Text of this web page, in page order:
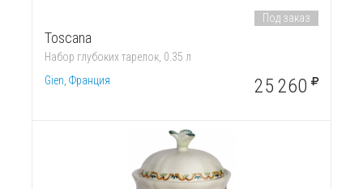
Toscana
Набор глубоких тарелок, 0.35 л
Gien, Франция
Под заказ
25 260